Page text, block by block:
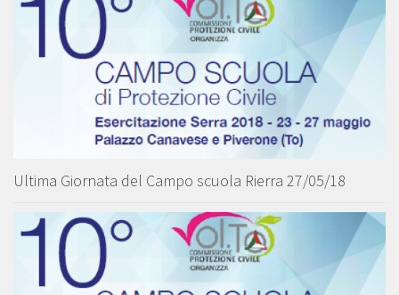
Ultima Giornata del Campo scuola Rierra 27/05/18